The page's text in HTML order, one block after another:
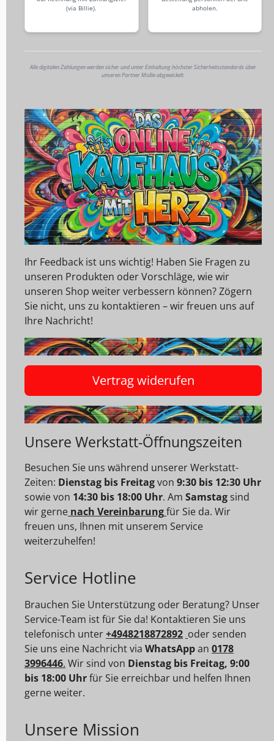
(via Billie).
abholen.
Alle digitalen Zahlungen werden sicher und unter Einhaltung höchster Sicherheitsstandards über
unseren Partner Mollie abgewickelt.
Ihr Feedback ist uns wichtig! Haben Sie Fragen zu
unseren Produkten oder Vorschläge, wie wir
unseren Shop weiter verbessern können? Zögern
Sie nicht, uns zu kontaktieren – wir freuen uns auf
Ihre Nachricht!
Vertrag widerufen
Unsere Werkstatt-Öffnungszeiten
Besuchen Sie uns während unserer Werkstatt-
Zeiten: Dienstag bis Freitagvon 9:30 bis 12:30 Uhr
sowie von 14:30 bis 18:00 Uhr. Am Samstag sind
wir gerne nach Vereinbarungfür Sie da. Wir
freuen uns, Ihnen mit unserem Service
weiterzuhelfen!
Service Hotline
Brauchen Sie Unterstützung oder Beratung? Unser
Service-Team ist für Sie da! Kontaktieren Sie uns
telefonisch unter+4948218872892 oder senden
Sie uns eine Nachricht via WhatsAppan 0178
3996446. Wir sind von Dienstag bis Freitag, 9:00
bis 18:00 Uhrfür Sie erreichbar und helfen Ihnen
gerne weiter.
Unsere Mission